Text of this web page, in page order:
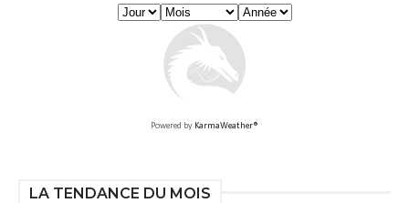
Powered by KarmaWeather®
LA TENDANCE DU MOIS